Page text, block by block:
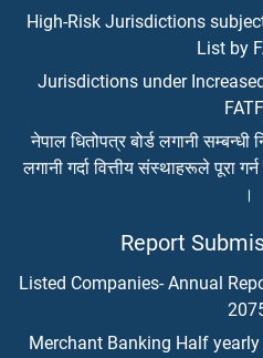
High-Risk Jurisdictions
List by
Jurisdictions under
नेपाल धितोपत्र बोर्ड लगानी
लगानी गर्दा वित्तीय संस्थाहरूले पूरा
।
Report
Listed Companies- Annual
Merchant Banking Half